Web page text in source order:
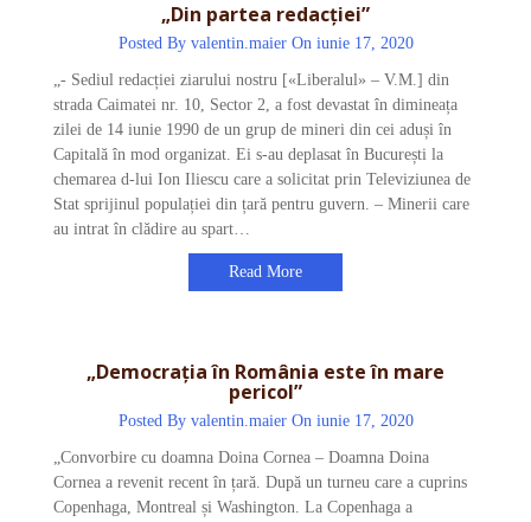
„Din partea redacției”
Posted By valentin.maier On iunie 17, 2020
„- Sediul redacției ziarului nostru [«Liberalul» – V.M.] din
strada Caimatei nr. 10, Sector 2, a fost devastat în dimineața
zilei de 14 iunie 1990 de un grup de mineri din cei aduși în
Capitală în mod organizat. Ei s-au deplasat în București la
chemarea d-lui Ion Iliescu care a solicitat prin Televiziunea de
Stat sprijinul populației din țară pentru guvern. – Minerii care
au intrat în clădire au spart…
Read More
„Democrația în România este în mare
pericol”
Posted By valentin.maier On iunie 17, 2020
„Convorbire cu doamna Doina Cornea – Doamna Doina
Cornea a revenit recent în țară. După un turneu care a cuprins
Copenhaga, Montreal și Washington. La Copenhaga a